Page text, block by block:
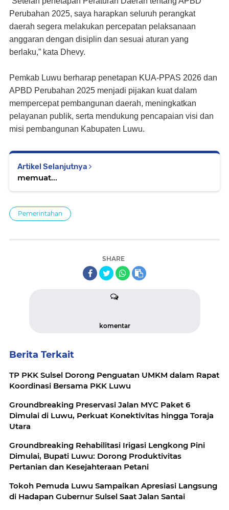
Perubahan 2025, saya harapkan seluruh perangkat
daerah segera melakukan percepatan pelaksanaan
anggaran dengan disiplin dan sesuai aturan yang
berlaku,” kata Dhevy.
Pemkab Luwu berharap penetapan KUA-PPAS 2026 dan
APBD Perubahan 2025 menjadi pijakan kuat dalam
mempercepat pembangunan daerah, meningkatkan
pelayanan publik, serta mendukung pencapaian visi dan
misi pembangunan Kabupaten Luwu.
Artikel Selanjutnya
memuat...
Pemerintahan
SHARE
komentar
Berita Terkait
TP PKK Sulsel Dorong Penguatan UMKM dalam Rapat
Koordinasi Bersama PKK Luwu
Groundbreaking Preservasi Jalan MYC Paket 6
Dimulai di Luwu, Perkuat Konektivitas hingga Toraja
Utara
Groundbreaking Rehabilitasi Irigasi Lengkong Pini
Dimulai, Bupati Luwu: Dorong Produktivitas
Pertanian dan Kesejahteraan Petani
Tokoh Pemuda Luwu Sampaikan Apresiasi Langsung
di Hadapan Gubernur Sulsel Saat Jalan Santai